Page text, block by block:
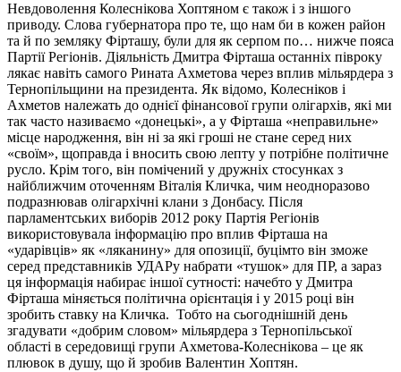
Невдоволення Колеснікова Хоптяном є також і з іншого
приводу. Слова губернатора про те, що нам би в кожен район
та й по земляку Фірташу, були для як серпом по… нижче пояса
Партії Регіонів. Діяльність Дмитра Фірташа останніх півроку
лякає навіть самого Рината Ахметова через вплив мільярдера з
Тернопільщини на президента. Як відомо, Колесніков і
Ахметов належать до однієї фінансової групи олігархів, які ми
так часто називаємо «донецькі», а у Фірташа «неправильне»
місце народження, він ні за які гроші не стане серед них
«своїм», щоправда і вносить свою лепту у потрібне політичне
русло. Крім того, він помічений у дружніх стосунках з
найближчим оточенням Віталія Кличка, чим неодноразово
подразнював олігархічні клани з Донбасу. Після
парламентських виборів 2012 року Партія Регіонів
використовувала інформацію про вплив Фірташа на
«ударівців» як «ляканину» для опозиції, буцімто він зможе
серед представників УДАРу набрати «тушок» для ПР, а зараз
ця інформація набирає іншої сутності: начебто у Дмитра
Фірташа міняється політична орієнтація і у 2015 році він
зробить ставку на Кличка. Тобто на сьогоднішній день
згадувати «добрим словом» мільярдера з Тернопільської
області в середовищі групи Ахметова-Колеснікова – це як
плювок в душу, що й зробив Валентин Хоптян.